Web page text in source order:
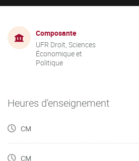
Composante
UFR Droit, Sciences
Économique et
Politique
Heures d'enseignement
CM
CM